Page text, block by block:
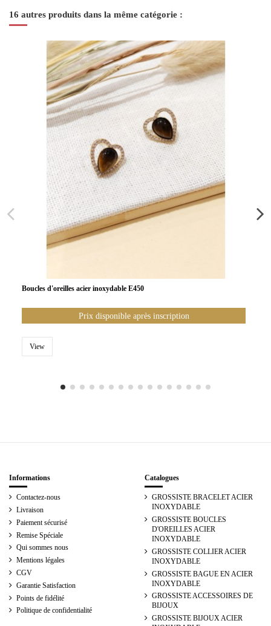
16 autres produits dans la même catégorie :
Boucles d'oreilles acier inoxydable E450
Prix disponible après inscription
View
Informations
Contactez-nous
Livraison
Paiement sécurisé
Remise Spéciale
Qui sommes nous
Mentions légales
CGV
Garantie Satisfaction
Points de fidélité
Politique de confidentialité
Catalogues
GROSSISTE BRACELET ACIER
INOXYDABLE
GROSSISTE BOUCLES
D'OREILLES ACIER
INOXYDABLE
GROSSISTE COLLIER ACIER
INOXYDABLE
GROSSISTE BAGUE EN ACIER
INOXYDABLE
GROSSISTE ACCESSOIRES DE
BIJOUX
GROSSISTE BIJOUX ACIER